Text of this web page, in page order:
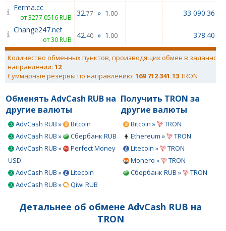
Ferma.cc
от 3277.0516 RUB 32.77 » 1 .00
33 090.36
Change247.net
от 30 RUB 42.40 » 1 .00 378.40
Количество обменных пунктов, производящих обмен в заданном
направлении: 12
Суммарные резервы по направлению: 169 712 341.13TRON
Обменять AdvCash RUB на
другие валюты
AdvCash RUB »
Bitcoin
AdvCash RUB »
Сбербанк RUB
AdvCash RUB »
Perfect Money
USD
AdvCash RUB »
Litecoin
AdvCash RUB »
Qiwi RUB
Получить TRON за
другие валюты
Bitcoin »
TRON
Ethereum »
TRON
Litecoin »
TRON
Monero »
TRON
Сбербанк RUB »
TRON
Детальнее об обмене AdvCash RUB на
TRON